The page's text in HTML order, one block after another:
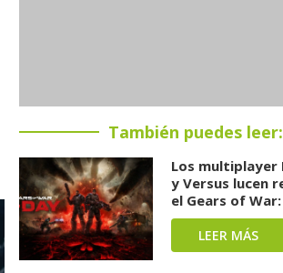
También puedes leer:
Los multiplayer
y Versus lucen
el Gears of War:
LEER MÁS